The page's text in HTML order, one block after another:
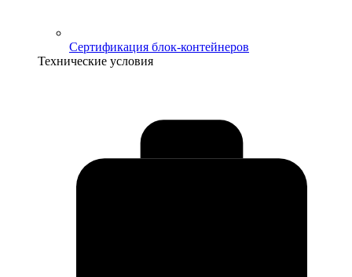
Сертификация блок-контейнеров
Технические условия